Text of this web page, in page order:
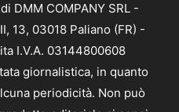
DMM COMPANY SRL -
13, 03018 Paliano (FR) -
I.V.A. 03144800608
giornalistica, in quanto
periodicità. Non può